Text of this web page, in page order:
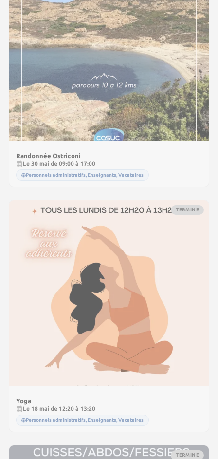
Randonnée Ostriconi
Le 30 mai de 09:00 à 17:00
Personnels administratifs, Enseignants, Vacataires
TERMINE
Yoga
Le 18 mai de 12:20 à 13:20
Personnels administratifs, Enseignants, Vacataires
TERMINE